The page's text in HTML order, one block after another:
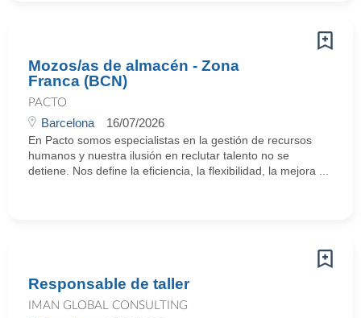
Mozos/as de almacén - Zona
Franca (BCN)
PACTO
Barcelona 16/07/2026
En Pacto somos especialistas en la gestión de recursos
humanos y nuestra ilusión en reclutar talento no se
detiene. Nos define la eficiencia, la flexibilidad, la mejora ...
Responsable de taller
IMAN GLOBAL CONSULTING